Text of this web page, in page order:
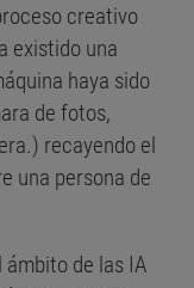
creativo
existido una
haya sido
de fotos,
recayendo el
una persona de
de las IA